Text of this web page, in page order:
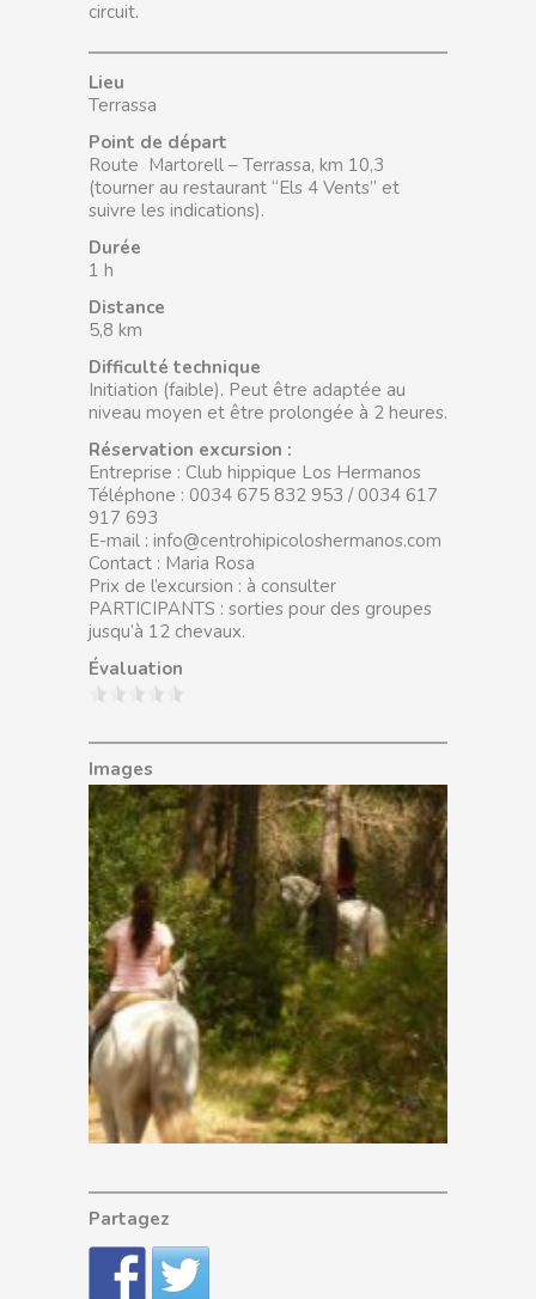
circuit.
Lieu
Terrassa
Point de départ
Route Martorell – Terrassa, km 10,3
(tourner au restaurant “Els 4 Vents” et
suivre les indications).
Durée
1 h
Distance
5,8 km
Difficulté technique
Initiation (faible). Peut être adaptée au
niveau moyen et être prolongée à 2 heures.
Réservation excursion :
Entreprise : Club hippique Los Hermanos
Téléphone : 0034 675 832 953 / 0034 617
917 693
E-mail : info@centrohipicoloshermanos.com
Contact : Maria Rosa
Prix de l’excursion : à consulter
PARTICIPANTS : sorties pour des groupes
jusqu’à 12 chevaux.
Évaluation
Images
Partagez